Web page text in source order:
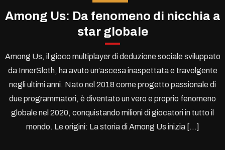
Among Us: Da fenomeno di nicchia a
star globale
Among Us, il gioco multiplayer di deduzione sociale sviluppato
da InnerSloth, ha avuto un’ascesa inaspettata e travolgente
negli ultimi anni. Nato nel 2018 come progetto passionale di
due programmatori, è diventato un vero e proprio fenomeno
globale nel 2020, conquistando milioni di giocatori in tutto il
mondo. Le origini: La storia di Among Us inizia […]